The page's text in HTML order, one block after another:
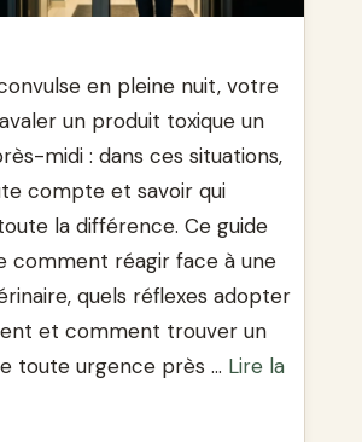
en pleine nuit, votre
un produit toxique un
midi : dans ces situations,
compte et savoir qui
la différence. Ce guide
comment réagir face à une
quels réflexes adopter
et comment trouver un
toute urgence près … Lire la